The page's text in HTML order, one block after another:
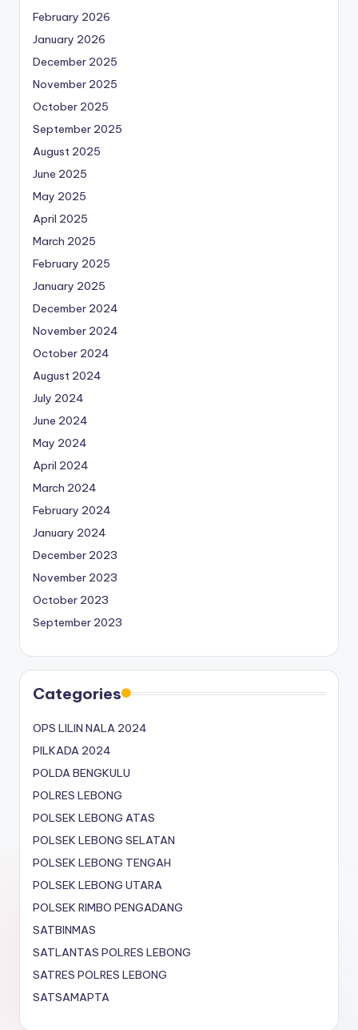
February 2026
January 2026
December 2025
November 2025
October 2025
September 2025
August 2025
June 2025
May 2025
April 2025
March 2025
February 2025
January 2025
December 2024
November 2024
October 2024
August 2024
July 2024
June 2024
May 2024
April 2024
March 2024
February 2024
January 2024
December 2023
November 2023
October 2023
September 2023
Categories
OPS LILIN NALA 2024
PILKADA 2024
POLDA BENGKULU
POLRES LEBONG
POLSEK LEBONG ATAS
POLSEK LEBONG SELATAN
POLSEK LEBONG TENGAH
POLSEK LEBONG UTARA
POLSEK RIMBO PENGADANG
SATBINMAS
SATLANTAS POLRES LEBONG
SATRES POLRES LEBONG
SATSAMAPTA